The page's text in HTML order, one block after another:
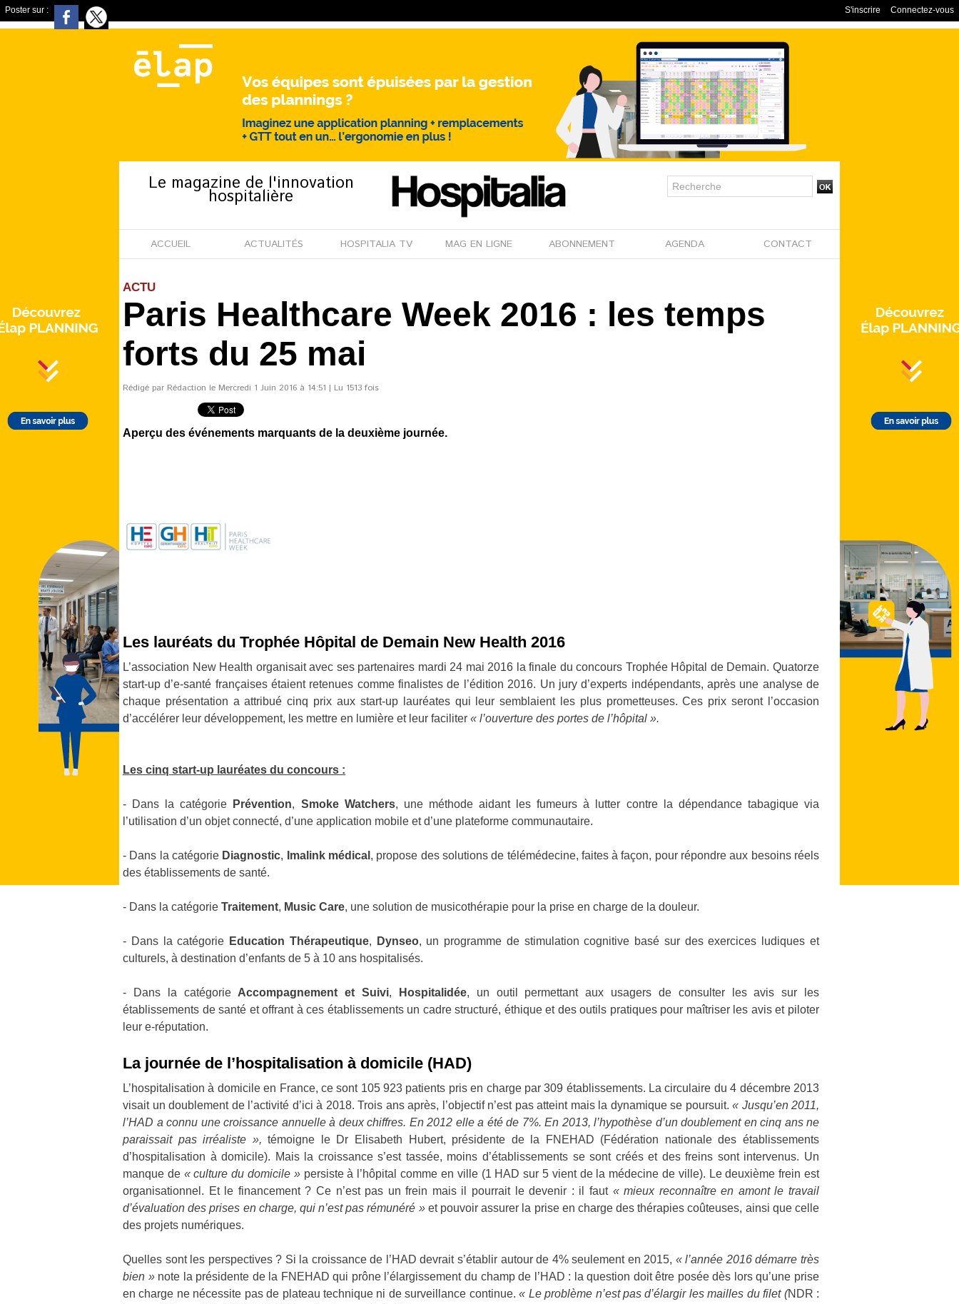
Poster sur : Connectez-vous
S'inscrire
Le magazine de l'innovation
hospitalière
ACCUEIL ACTUALITÉS HOSPITALIA TV MAG EN LIGNE ABONNEMENT AGENDA CONTACT
ACTU
Paris Healthcare Week 2016 : les temps
forts du 25 mai
Rédigé par Rédaction le Mercredi 1 Juin 2016 à 14:51 | Lu 1513 fois
Aperçu des événements marquants de la deuxième journée.
Les lauréats du Trophée Hôpital de Demain New Health 2016
L’association New Health organisait avec ses partenaires mardi 24 mai 2016 la finale du concours Trophée Hôpital de Demain. Quatorze
start-up d’e-santé françaises étaient retenues comme finalistes de l’édition 2016. Un jury d’experts indépendants, après une analyse de
chaque présentation a attribué cinq prix aux start-up lauréates qui leur semblaient les plus prometteuses. Ces prix seront l’occasion
d’accélérer leur développement, les mettre en lumière et leur faciliter « l’ouverture des portes de l’hôpital ».
Les cinq start-up lauréates du concours :
- Dans la catégorie Prévention, Smoke Watchers, une méthode aidant les fumeurs à lutter contre la dépendance tabagique via
l’utilisation d’un objet connecté, d’une application mobile et d’une plateforme communautaire.
- Dans la catégorie Diagnostic, Imalink médical , propose des solutions de télémédecine, faites à façon, pour répondre aux besoins réels
des établissements de santé.
- Dans la catégorie Traitement, Music Care, une solution de musicothérapie pour la prise en charge de la douleur.
- Dans la catégorie Education Thérapeutique, Dynseo, un programme de stimulation cognitive basé sur des exercices ludiques et
culturels, à destination d’enfants de 5 à 10 ans hospitalisés.
- Dans la catégorie Accompagnement et Suivi, Hospitalidée, un outil permettant aux usagers de consulter les avis sur les
établissements de santé et offrant à ces établissements un cadre structuré, éthique et des outils pratiques pour maîtriser les avis et piloter
leur e-réputation.
La journée de l’hospitalisation à domicile (HAD)
L’hospitalisation à domicile en France, ce sont 105 923 patients pris en charge par 309 établissements. La circulaire du 4 décembre 2013
visait un doublement de l’activité d’ici à 2018. Trois ans après, l’objectif n’est pas atteint mais la dynamique se poursuit. « Jusqu’en 2011,
l’HAD a connu une croissance annuelle à deux chiffres. En 2012 elle a été de 7%. En 2013, l’hypothèse d’un doublement en cinq ans ne
paraissait pas irréaliste »,témoigne le Dr Elisabeth Hubert, présidente de la FNEHAD (Fédération nationale des établissements
d’hospitalisation à domicile). Mais la croissance s’est tassée, moins d’établissements se sont créés et des freins sont intervenus. Un
manque de« culture du domicile » persiste à l’hôpital comme en ville (1 HAD sur 5 vient de la médecine de ville). Le deuxième frein est
organisationnel. Et le financement ? Ce n’est pas un frein mais il pourrait le devenir : il faut« mieux reconnaître en amont le travail
d’évaluation des prises en charge, qui n’est pas rémunéré » et pouvoir assurer la prise en charge des thérapies coûteuses, ainsi que celle
des projets numériques.
Quelles sont les perspectives ? Si la croissance de l’HAD devrait s’établir autour de 4% seulement en 2015, « l’année 2016 démarre très
bien » note la présidente de la FNEHAD qui prône l’élargissement du champ de l’HAD : la question doit être posée dès lors qu’une prise
en charge ne nécessite pas de plateau technique ni de surveillance continue.« Le problème n’est pas d’élargir les mailles du filet (NDR :